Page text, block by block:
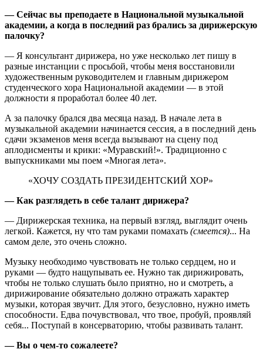
— Сейчас вы преподаете в Национальной музыкальной
академии, а когда в последний раз брались за дирижерскую
палочку?
— Я консультант дирижера, но уже несколько лет пишу в
разные инстанции с просьбой, чтобы меня восстановили
художественным руководителем и главным дирижером
студенческого хора Национальной академии — в этой
должности я проработал более 40 лет.
А за палочку брался два месяца назад. В начале лета в
музыкальной академии начинается сессия, а в последний день
сдачи экзаменов меня всегда вызывают на сцену под
аплодисменты и крики: «Муравский!». Традиционно с
выпускниками мы поем «Многая лета».
«ХОЧУ СОЗДАТЬ ПРЕЗИДЕНТСКИЙ ХОР»
— Как разглядеть в себе талант дирижера?
— Дирижерская техника, на первый взгляд, выглядит очень
легкой. Кажется, ну что там руками помахать (смеется)... На
самом деле, это очень сложно.
Музыку необходимо чувствовать не только сердцем, но и
руками — будто нащупывать ее. Нужно так дирижировать,
чтобы не только слушать было приятно, но и смотреть, а
дирижирование обязательно должно отражать характер
музыки, которая звучит. Для этого, безусловно, нужно иметь
способности. Едва почувствовал, что твое, пробуй, проявляй
себя... Поступай в консерваторию, чтобы развивать талант.
— Вы о чем-то сожалеете?